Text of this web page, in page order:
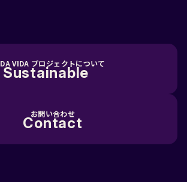
DA VIDA プロジェクトについて
Sustainable
お問い合わせ
Contact